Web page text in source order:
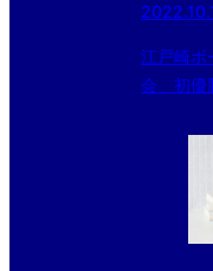
江戸崎
会 初優